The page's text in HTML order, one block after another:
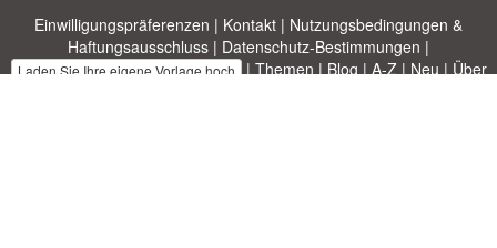
Einwilligungspräferenzen | Kontakt | Nutzungsbedingungen &
Haftungsausschluss | Datenschutz-Bestimmungen |
Laden Sie Ihre eigene Vorlage hoch | Themen | Blog | A-Z | Neu | Über